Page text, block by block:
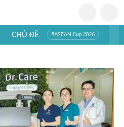
CHỦ ĐỀ #ASEAN Cup 2026